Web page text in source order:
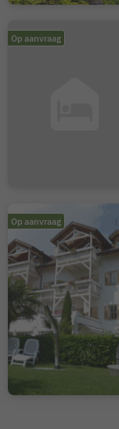
Op aanvraag
Op aanvraag